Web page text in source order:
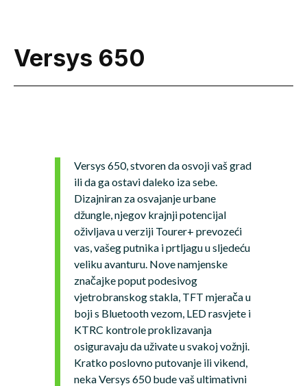
Versys 650
Versys 650, stvoren da osvoji vaš grad
ili da ga ostavi daleko iza sebe.
Dizajniran za osvajanje urbane
džungle, njegov krajnji potencijal
oživljava u verziji Tourer+ prevozeći
vas, vašeg putnika i prtljagu u sljedeću
veliku avanturu. Nove namjenske
značajke poput podesivog
vjetrobranskog stakla, TFT mjerača u
boji s Bluetooth vezom, LED rasvjete i
KTRC kontrole proklizavanja
osiguravaju da uživate u svakoj vožnji.
Kratko poslovno putovanje ili vikend,
neka Versys 650 bude vaš ultimativni